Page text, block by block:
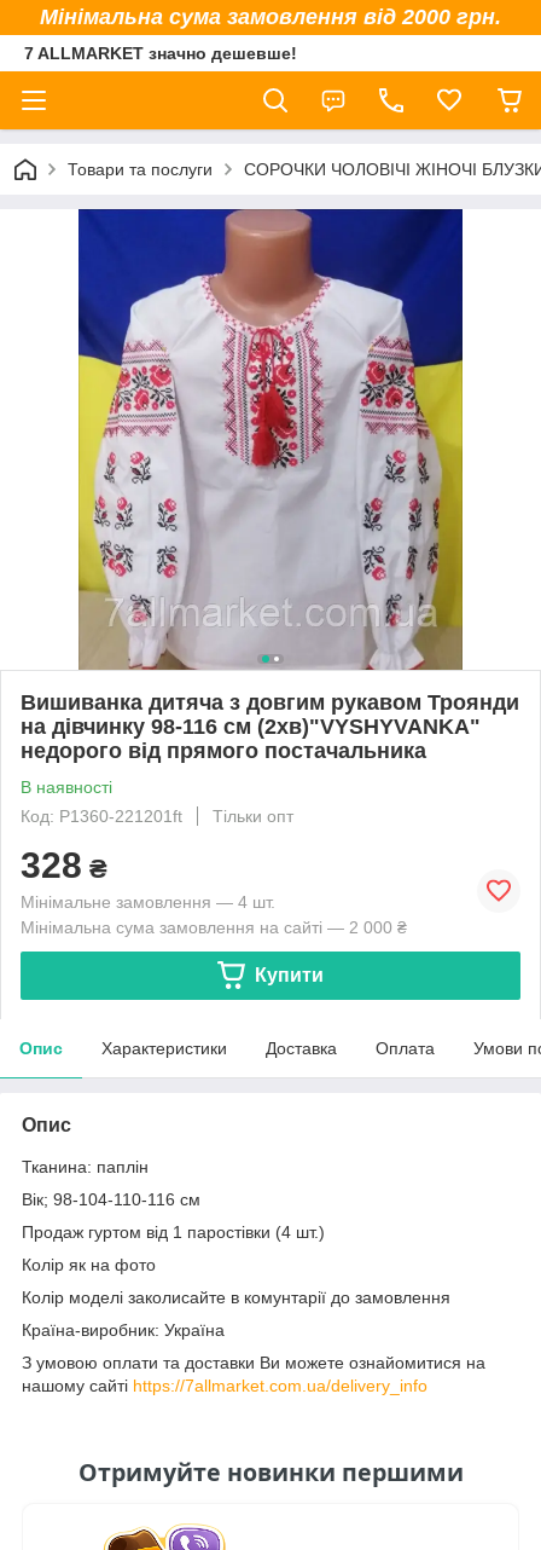
Мінімальна сума замовлення від 2000 грн.
7 ALLMARKET значно дешевше!
Товари та послуги СОРОЧКИ ЧОЛОВІЧІ ЖІНОЧІ
Вишиванка дитяча з довгим рукавом Троянди
на дівчинку 98-116 см (2хв)"VYSHYVANKA"
недорого від прямого постачальника
В наявності
Код: P1360-221201ft
Тільки опт
328 ₴
Мінімальне замовлення — 4 шт.
Мінімальна сума замовлення на сайті — 2 000 ₴
Купити
Опис Характеристики Доставка Оплата Умови
Опис
Тканина: паплін
Вік; 98-104-110-116 см
Продаж гуртом від 1 паростівки (4 шт.)
Колір як на фото
Колір моделі заколисайте в комунтарії до замовлення
Країна-виробник: Україна
З умовою оплати та доставки Ви можете ознайомитися на
нашому сайті https://7allmarket.com.ua/delivery_info
Отримуйте новинки першими